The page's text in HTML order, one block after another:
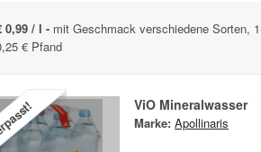
0,99 / l - mit Geschmack verschiedene Sorten,
€ Pfand
ViO Mineralwasser
Marke: Apollinaris